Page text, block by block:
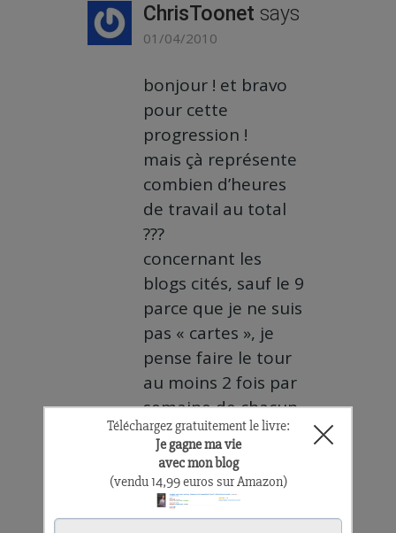
ChrisToonet says
01/04/2010
bonjour ! et bravo
pour cette
progression !
mais çà représente
combien d’heures
de travail au total
???
concernant les
blogs cités, sauf le 9
parce que je ne suis
pas « cartes », je
pense faire le tour
au moins 2 fois par
semaine de chacun,
et parfois aller sur
d’autres auxquels ils
renvoient.
même si je ne puis